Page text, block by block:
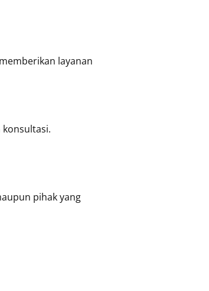
layanan
konsultasi.
pihak yang